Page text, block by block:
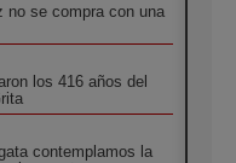
no se compra con una
los 416 años del
contemplamos la